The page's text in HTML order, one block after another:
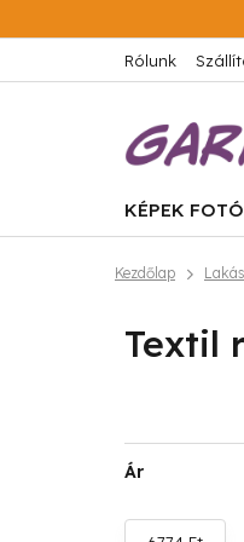
a
tartalomhoz
Rólunk
KÉPEK
Kezdőlap
Textil
l
d
Ár